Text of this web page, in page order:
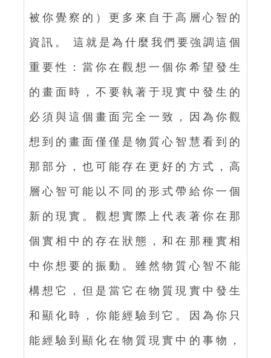
被你覺察的）更多來自于高層心智的
資訊。 這就是為什麼我們要強調這個
重要性：當你在觀想一個你希望發生
的畫面時，不要執著于現實中發生的
必須與這個畫面完全一致，因為你觀
想到的畫面僅僅是物質心智慧看到的
那部分，也可能存在更好的方式，高
層心智可能以不同的形式帶給你一個
新的現實。觀想實際上代表著你在那
個實相中的存在狀態，和在那種實相
中你想要的振動。雖然物質心智不能
構想它，但是當它在物質現實中發生
和顯化時，你能經驗到它。因為你只
能經驗到顯化在物質現實中的事物，